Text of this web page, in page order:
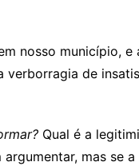
nosso município,
verborragia de
Qual é a
mas